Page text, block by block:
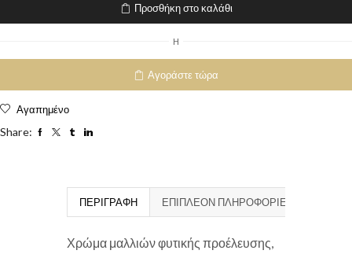
Προσθήκη στο καλάθι
H
Αγοράστε τώρα
Αγαπημένο
Share:
ΠΕΡΙΓΡΑΦΉ ΕΠΙΠΛΈΟΝ ΠΛΗΡΟΦΟΡΊΕΣ
Χρώμα μαλλιών φυτικής προέλευσης,